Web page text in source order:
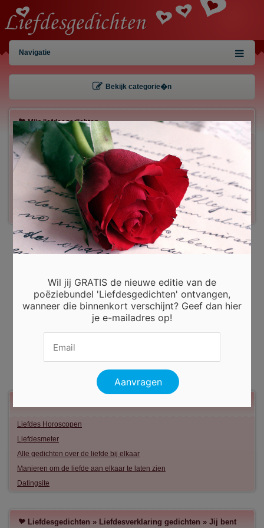
Navigatie
Bekijk categorie�n
Mijn liefdesgedichten
Gebruiker:
Wachtwoord:
Inloggen!
Registreren Gegevens kwijt?
Liefdes Horoscopen
Liefdesmeter
Alle gedichten over de liefde bij elkaar
Manieren om de liefde aan elkaar te laten zien
Datingsite
Liefdesgedichten » Liefdesverklaring gedichten » Jij bent
Wil jij GRATIS de nieuwe editie van de
poëziebundel 'Liefdesgedichten' ontvangen,
wanneer die binnenkort verschijnt? Geef dan hier
je e-mailadres op!